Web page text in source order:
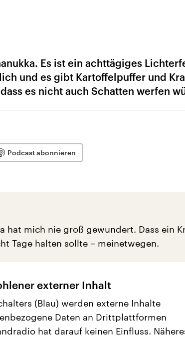
Es ist ein achttägiges
und es gibt Kartoffelpuffer und
es nicht auch Schatten werfen
Podcast abonnieren
hat mich nie groß gewundert. Dass ein
Tage halten sollte – meinetwegen.
externer Inhalt
(Blau) werden externe Inhalte
Daten an Drittplattformen
hat darauf keinen Einfluss.